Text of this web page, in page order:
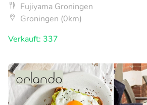
Fujiyama Groningen
Groningen (0km)
Verkauft: 337